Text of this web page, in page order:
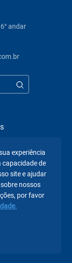
andar
experiência
capacidade de
site e ajudar
nossos
por favor